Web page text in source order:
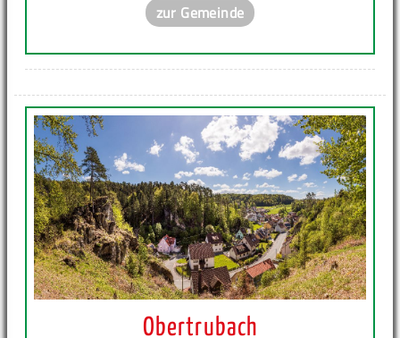
zur Gemeinde
Obertrubach